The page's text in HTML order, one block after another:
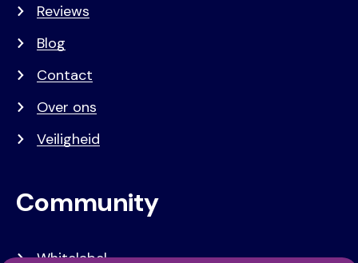
Reviews
Blog
Contact
Over ons
Veiligheid
Community
Whitelabel